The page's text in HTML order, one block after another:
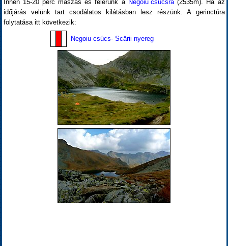
Innen 15-20 perc mászás és felérünk a Negoiu csúcsra(2535m). Ha az
időjárás velünk tart csodálatos kilátásban lesz részünk. A gerinctúra
folytatása itt következik:
Negoiu csúcs- Scării nyereg